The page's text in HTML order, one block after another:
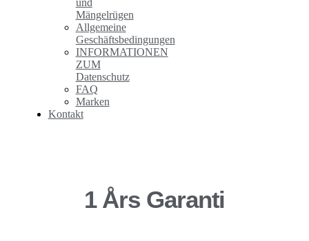
und
Mängelrügen
Allgemeine
Geschäftsbedingungen
INFORMATIONEN
ZUM
Datenschutz
FAQ
Marken
Kontakt
1 Års Garanti